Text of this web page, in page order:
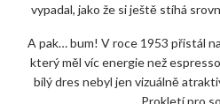
vypadal, jako že si ještě stíhá
A pak… bum! V roce 1953 přistál
který měl víc energie než
bílý dres nebyl jen vizuálně
Prokletí pro